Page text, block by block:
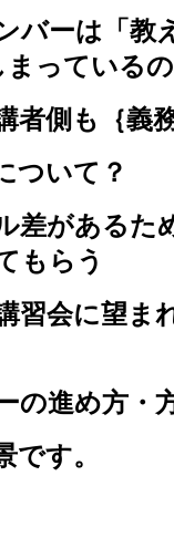
バーは「教
っている
者側も｛義
ついて？
差があるた
もらう
習会に望ま
の進め方・
です。